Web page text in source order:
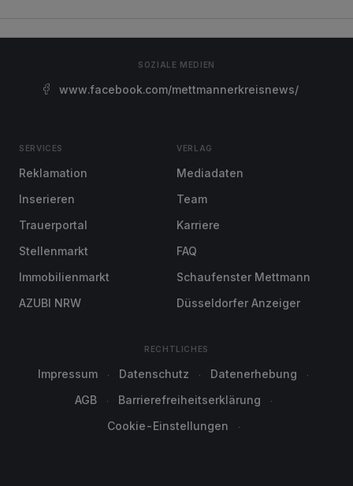
SOZIALE MEDIEN
www.facebook.com/mettmannerkreisnews/
SERVICES
Reklamation
Inserieren
Trauerportal
Stellenmarkt
Immobilienmarkt
AZUBI NRW
VERLAG
Mediadaten
Team
Karriere
FAQ
Schaufenster Mettmann
Düsseldorfer Anzeiger
RECHTLICHES
Impressum Datenschutz
Datenerhebung
AGB
Barrierefreiheitserklärung
Cookie-Einstellungen